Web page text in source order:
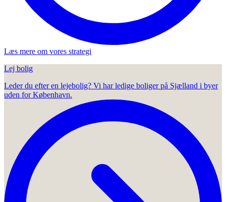
Læs mere om vores strategi
Lej bolig
Leder du efter en lejebolig? Vi har ledige boliger på Sjælland i byer
uden for København.